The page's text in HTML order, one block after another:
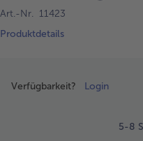
Art.-Nr. 11423
Produktdetails
Verfügbarkeit? Login
5-8